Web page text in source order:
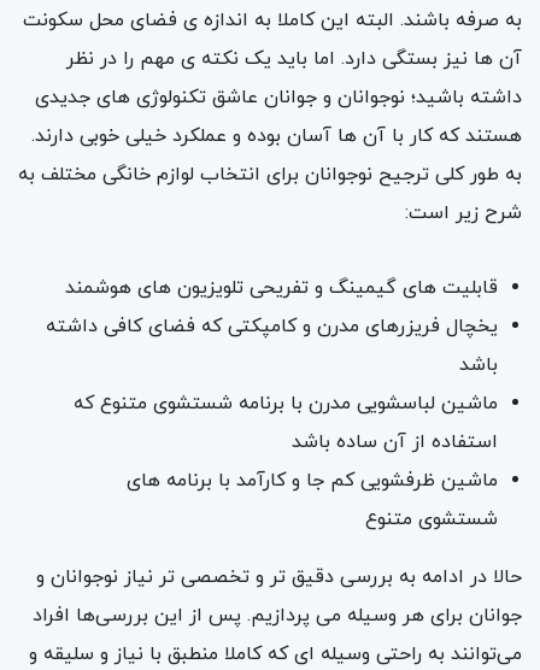
به صرفه باشند. البته این کاملا به اندازه ی فضای محل سکونت
آن ها نیز بستگی دارد. اما باید یک نکته ی مهم را در نظر
داشته باشید؛ نوجوانان و جوانان عاشق تکنولوژی های جدیدی
هستند که کار با آن ها آسان بوده و عملکرد خیلی خوبی دارند.
به طور کلی ترجیح نوجوانان برای انتخاب لوازم خانگی مختلف به
شرح زیر است:
قابلیت های گیمینگ و تفریحی تلویزیون های هوشمند
یخچال فریزرهای مدرن و کامپکتی که فضای کافی داشته
باشد
ماشین لباسشویی مدرن با برنامه شستشوی متنوع که
استفاده از آن ساده باشد
ماشین ظرفشویی کم جا و کارآمد با برنامه های
شستشوی متنوع
حالا در ادامه به بررسی دقیق تر و تخصصی تر نیاز نوجوانان و
جوانان برای هر وسیله می پردازیم. پس از این بررسی‌ها افراد
می‌توانند به راحتی وسیله ای که کاملا منطبق با نیاز و سلیقه و